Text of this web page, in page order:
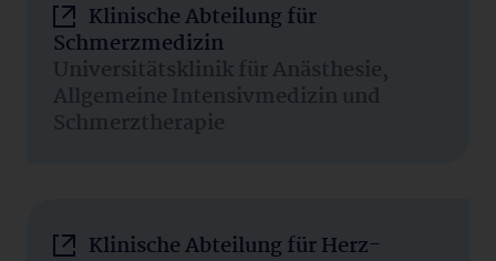
Klinische Abteilung für
Schmerzmedizin
Universitätsklinik für Anästhesie,
Allgemeine Intensivmedizin und
Schmerztherapie
Klinische Abteilung für Herz-